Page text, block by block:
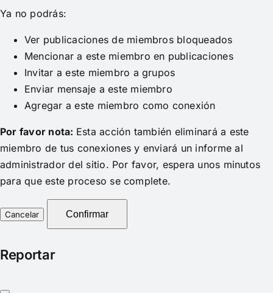
Ya no podrás:
Ver publicaciones de miembros bloqueados
Mencionar a este miembro en publicaciones
Invitar a este miembro a grupos
Enviar mensaje a este miembro
Agregar a este miembro como conexión
Por favor nota: Esta acción también eliminará a este
miembro de tus conexiones y enviará un informe al
administrador del sitio. Por favor, espera unos minutos
para que este proceso se complete.
Confirmar
Reportar